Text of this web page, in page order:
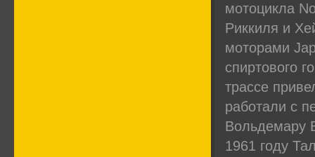
мотоцикла
Риккиля и
моторами
спиртового
трассе
работали с
Вольдемару
1961 году